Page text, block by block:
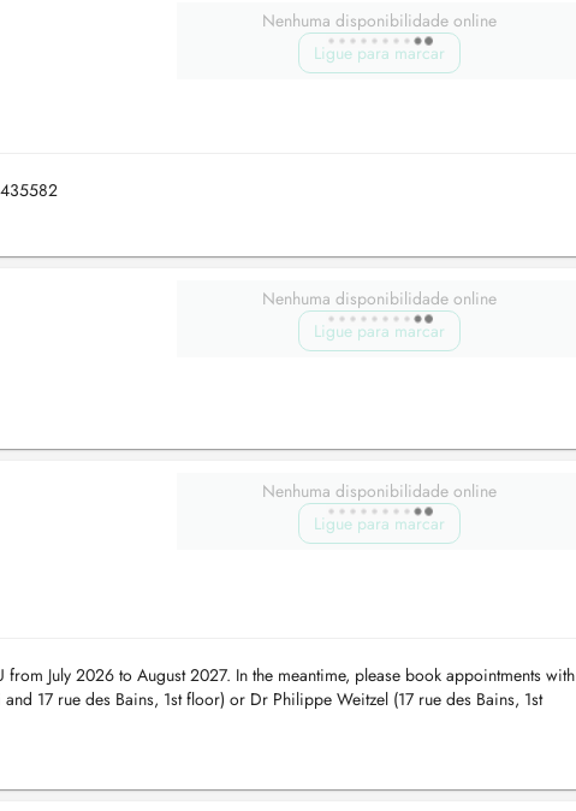
Nenhuma disponibilidade online
Ligue para marcar
Nenhuma disponibilidade online
Ligue para marcar
Nenhuma disponibilidade online
Ligue para marcar
July 2026 to August 2027. In the meantime, please book appointments with
17 rue des Bains, 1st floor) or Dr Philippe Weitzel (17 rue des Bains, 1st